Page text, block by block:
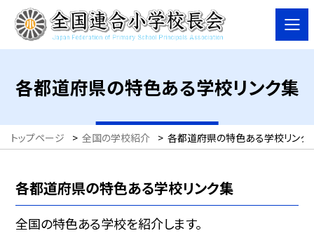
各都道府県の特色ある学校リンク集
トップページ > 全国の学校紹介 > 各都道府県の特色ある学校リンク
各都道府県の特色ある学校リンク集
全国の特色ある学校を紹介します。